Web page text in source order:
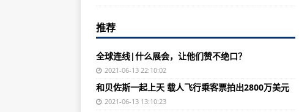
江苏徐州把良好道德风尚融入市民血脉、化
从“被动减排”到“主动治污” 税收红利助力企
外媒：韩国正组装KF-21战斗机，进行导弹
推荐
全球连线|什么展会，让他们赞不绝口？
2021-06-13 22:10:02
和贝佐斯一起上天 载人飞行乘客票拍出2800万美元
2021-06-13 13:10:23